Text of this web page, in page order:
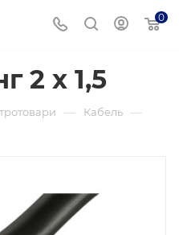
0
2 х 1,5
— Кабель —